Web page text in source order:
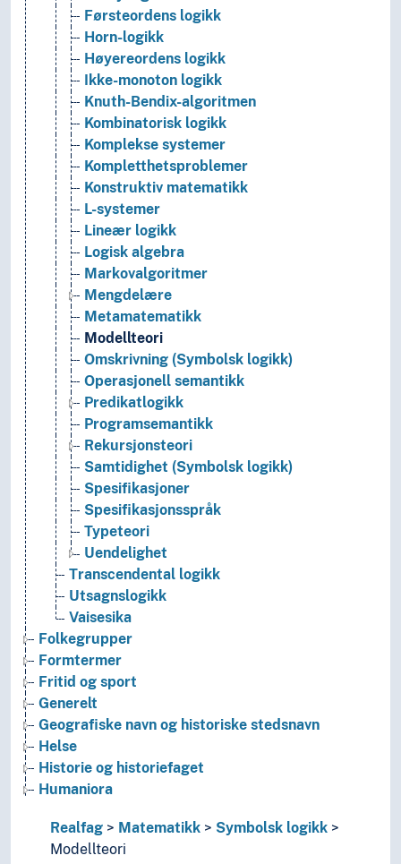
Førsteordens logikk
Horn-logikk
Høyereordens logikk
Ikke-monoton logikk
Knuth-Bendix-algoritmen
Kombinatorisk logikk
Komplekse systemer
Kompletthetsproblemer
Konstruktiv matematikk
L-systemer
Lineær logikk
Logisk algebra
Markovalgoritmer
Mengdelære
Metamatematikk
Modellteori
Omskrivning (Symbolsk logikk)
Operasjonell semantikk
Predikatlogikk
Programsemantikk
Rekursjonsteori
Samtidighet (Symbolsk logikk)
Spesifikasjoner
Spesifikasjonsspråk
Typeteori
Uendelighet
Transcendental logikk
Utsagnslogikk
Vaisesika
Folkegrupper
Formtermer
Fritid og sport
Generelt
Geografiske navn og historiske stedsnavn
Helse
Historie og historiefaget
Humaniora
Ingeniørfag
Kulturkunnskap
Realfag Matematikk
Symbolsk logikk
Modellteori